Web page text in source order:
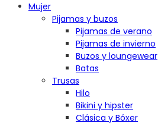
Mujer
Pijamas y buzos
Pijamas de verano
Pijamas de invierno
Buzos y loungewear
Batas
Trusas
Hilo
Bikini y hipster
Clásica y Bóxer